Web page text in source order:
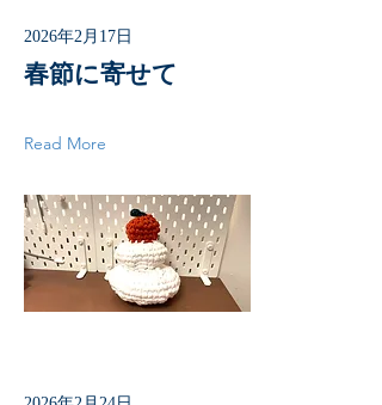
2026年2月17日
春節に寄せて
Read More